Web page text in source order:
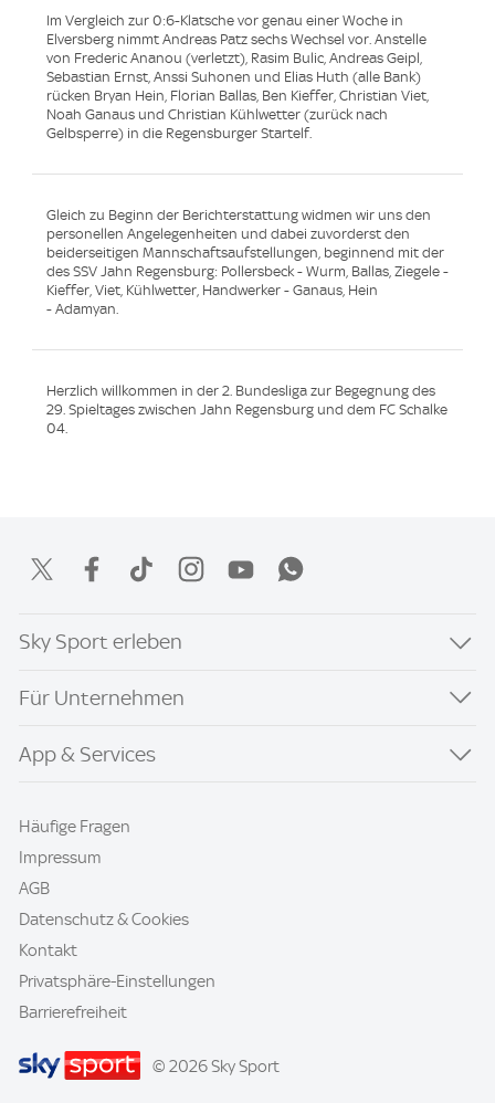
Im Vergleich zur 0:6-Klatsche vor genau einer Woche in
Elversberg nimmt Andreas Patz sechs Wechsel vor. Anstelle
von Frederic Ananou (verletzt), Rasim Bulic, Andreas Geipl,
Sebastian Ernst, Anssi Suhonen und Elias Huth (alle Bank)
rücken Bryan Hein, Florian Ballas, Ben Kieffer, Christian Viet,
Noah Ganaus und Christian Kühlwetter (zurück nach
Gelbsperre) in die Regensburger Startelf.
Gleich zu Beginn der Berichterstattung widmen wir uns den
personellen Angelegenheiten und dabei zuvorderst den
beiderseitigen Mannschaftsaufstellungen, beginnend mit der
des SSV Jahn Regensburg: Pollersbeck - Wurm, Ballas, Ziegele -
Kieffer, Viet, Kühlwetter, Handwerker - Ganaus, Hein
- Adamyan.
Herzlich willkommen in der 2. Bundesliga zur Begegnung des
29. Spieltages zwischen Jahn Regensburg und dem FC Schalke
04.
Sky Sport erleben
Für Unternehmen
App & Services
Häufige Fragen
Impressum
AGB
Datenschutz & Cookies
Kontakt
Privatsphäre-Einstellungen
Barrierefreiheit
© 2026 Sky Sport